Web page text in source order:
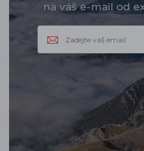
na váš e-mail od